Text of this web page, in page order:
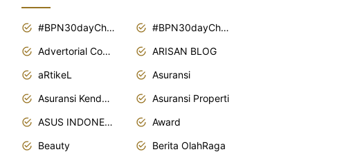
#BPN30dayChallenge2018
#BPN30dayChallenge2019
Advertorial Content
ARISAN BLOG
aRtikeL
Asuransi
Asuransi Kendaraan
Asuransi Properti
ASUS INDONESIA
Award
Beauty
Berita OlahRaga